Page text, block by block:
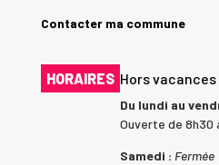
Contacter ma commune
HORAIRES Hors
Du lundi au
Ouverte de 8h30
Samedi : Fermée